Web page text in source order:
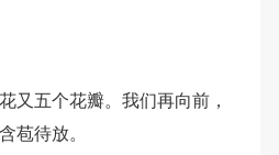
又五个花瓣。我们再向前，
苞待放。